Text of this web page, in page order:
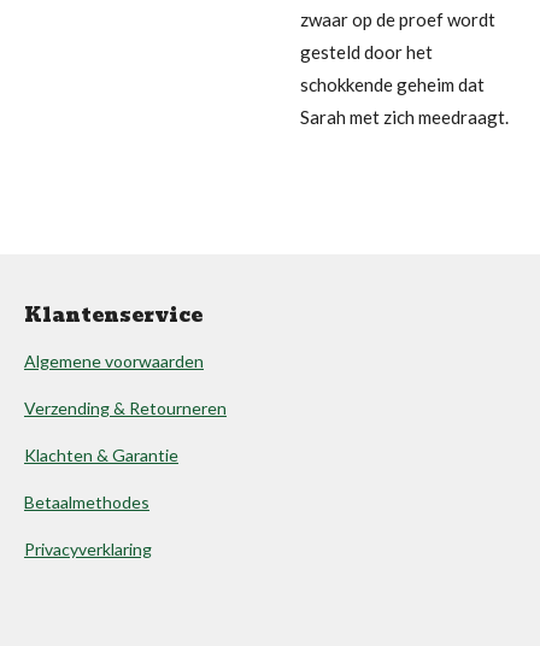
zwaar op de proef wordt
gesteld door het
schokkende geheim dat
Sarah met zich meedraagt.
Klantenservice
Algemene voorwaarden
Verzending & Retourneren
Klachten & Garantie
Betaalmethodes
Privacyverklaring